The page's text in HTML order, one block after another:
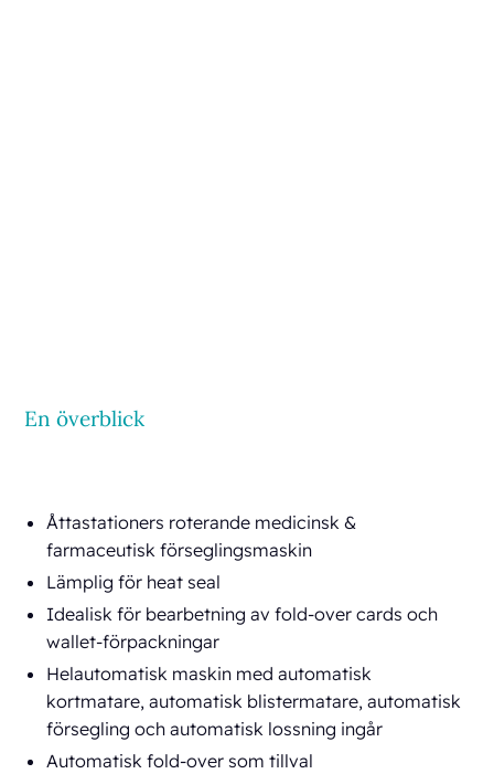
En överblick
Åttastationers roterande medicinsk &
farmaceutisk förseglingsmaskin
Lämplig för heat seal
Idealisk för bearbetning av fold-over cards och
wallet-förpackningar
Helautomatisk maskin med automatisk
kortmatare, automatisk blistermatare, automatisk
försegling och automatisk lossning ingår
Automatisk fold-over som tillval